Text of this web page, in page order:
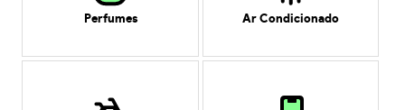
Perfumes Ar Condicionado